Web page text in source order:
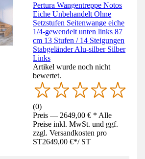
Pertura Wangentreppe Notos
Eiche Unbehandelt Ohne
Setzstufen Seitenwange eiche
1/4-gewendelt unten links 87
cm 13 Stufen / 14 Steigungen
Stabgeländer Alu-silber Silber
Links
Artikel wurde noch nicht
bewertet.
(0)
Preis — 2649,00 € * Alle
Preise inkl. MwSt. und ggf.
zzgl. Versandkosten pro
ST2649,00 €*/ ST